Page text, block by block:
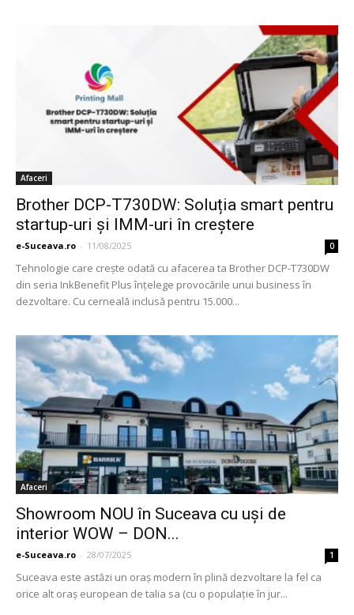
Afaceri
Brother DCP-T730DW: Soluția smart pentru
startup-uri și IMM-uri în creștere
e-Suceava.ro - 11/08/2025 0
Tehnologie care crește odată cu afacerea ta Brother DCP-T730DW
din seria InkBenefit Plus înțelege provocările unui business în
dezvoltare. Cu cerneală inclusă pentru 15.000...
Afaceri
Showroom NOU în Suceava cu uşi de
interior WOW – DON...
e-Suceava.ro - 28/07/2025 1
Suceava este astăzi un oraş modern în plină dezvoltare la fel ca
orice alt oraş european de talia sa (cu o populaţie în jur...